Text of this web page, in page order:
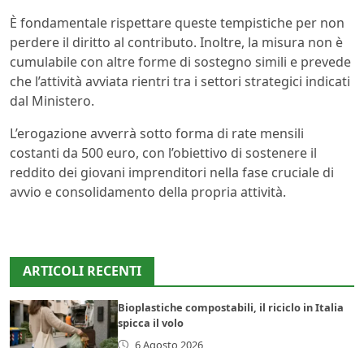
È fondamentale rispettare queste tempistiche per non
perdere il diritto al contributo. Inoltre, la misura non è
cumulabile con altre forme di sostegno simili e prevede
che l’attività avviata rientri tra i settori strategici indicati
dal Ministero.
L’erogazione avverrà sotto forma di rate mensili
costanti da 500 euro, con l’obiettivo di sostenere il
reddito dei giovani imprenditori nella fase cruciale di
avvio e consolidamento della propria attività.
ARTICOLI RECENTI
Bioplastiche compostabili, il riciclo in Italia
spicca il volo
6 Agosto 2026